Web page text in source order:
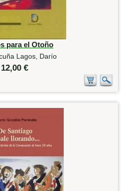
para el Otoño
Lagos, Darío
12,00 €